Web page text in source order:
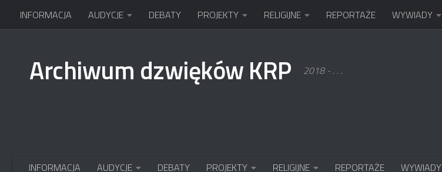
Przejdź do treści
INFORMACJA AUDYCJE DEBATY PROJEKTY RELIGIJNE REPORTAŻE WYWIADY
Archiwum dzwięków KRP 2018 - . . .
INFORMACJA AUDYCJE DEBATY PROJEKTY RELIGIJNE REPORTAŻE WYWIADY